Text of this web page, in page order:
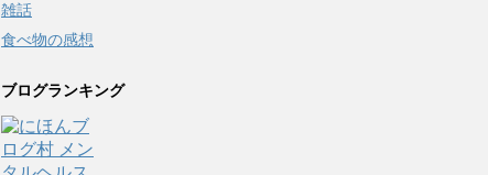
雑話
食べ物の感想
ブログランキング